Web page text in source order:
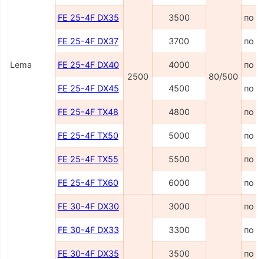
Lema
2500 80/500
FE 25-4F DX35 3500 по
FE 25-4F DX37 3700 по
FE 25-4F DX40 4000 по
FE 25-4F DX45 4500 по
FE 25-4F TX48 4800 по
FE 25-4F TX50 5000 по
FE 25-4F TX55 5500 по
FE 25-4F TX60 6000 по
FE 30-4F DX30 3000 по
FE 30-4F DX33 3300 по
FE 30-4F DX35 3500 по